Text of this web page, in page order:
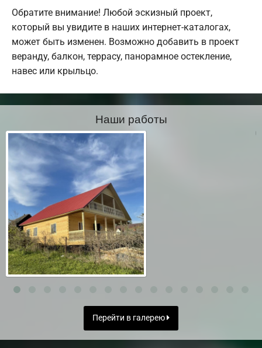
Обратите внимание! Любой эскизный проект,
который вы увидите в наших интернет-каталогах,
может быть изменен. Возможно добавить в проект
веранду, балкон, террасу, панорамное остекление,
навес или крыльцо.
Наши работы
Перейти в галерею